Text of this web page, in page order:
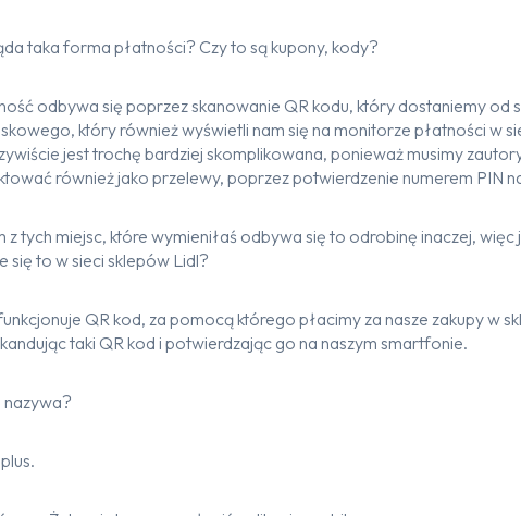
taka forma płatności? Czy to są kupony, kody?
odbywa się poprzez skanowanie QR kodu, który dostaniemy od
który również wyświetli nam się na monitorze płatności w
jest trochę bardziej skomplikowana, ponieważ musimy
również jako przelewy, poprzez potwierdzenie numerem PIN
z tych miejsc, które wymieniłaś odbywa się to odrobinę inaczej,
się to w sieci sklepów Lidl?
QR kod, za pomocą którego płacimy za nasze zakupy w
taki QR kod i potwierdzając go na naszym smartfonie.
nazywa?